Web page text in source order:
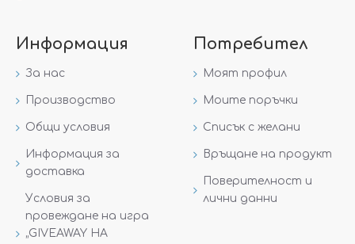
Информация
За нас
Производство
Общи условия
Информация за
доставка
Условия за
провеждане на игра
„GIVEAWAY НА
Потребител
Моят профил
Моите поръчки
Списък с желани
Връщане на продукт
Поверителност и
лични данни